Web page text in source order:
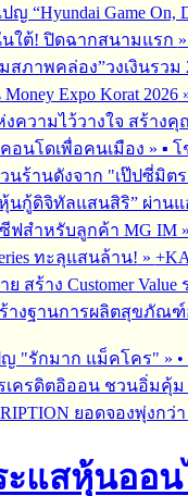
Game On,
ใต้! ปิดฉากสนามแรก »
ภาพคล่อง”วงเงินรวม
Expo Korat 2026
ความไว้วางใจ สร้าง
อนโดเพื่อคนเมือง » ▪︎
นร้านดังจาก "เป๊ปซี่มิต
นกู้ดิจิทัลแสนสิริ” ผ่านแ
ฟสำหรับลูกค้า MG IM »
ทะลุแสนล้าน! »
ร้าง Customer Value
างฐานการผลิตสุขภัณฑ์
ญ "รักมาก แม็คโคร" »
ครดิตอิออน ชวนอิ่มคุ้ม
ยอดจองพุ่งกว่า